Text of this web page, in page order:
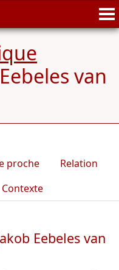
van
proche
Relation
Contexte
Eebeles van